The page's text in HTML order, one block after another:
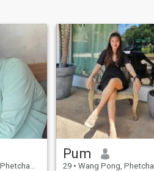
Thailand
Pum
29 • Wang Pong, Phetchabun, Thailand